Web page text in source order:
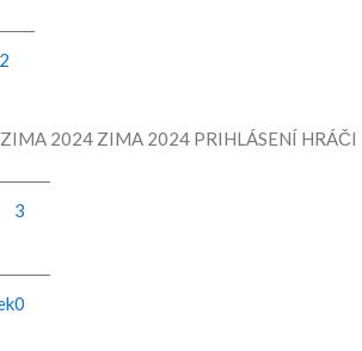
2
2024 ZIMA 2024 PRIHLÁSENÍ HRÁČI
3
0